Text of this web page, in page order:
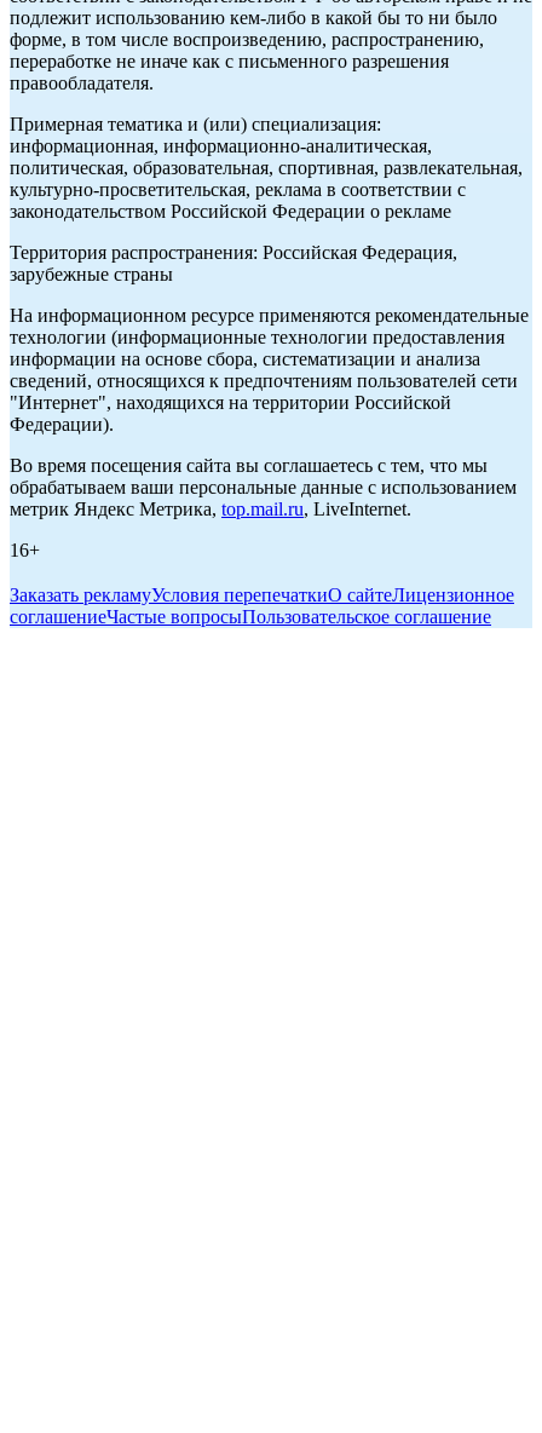
подлежит использованию кем-либо в какой бы то ни было
форме, в том числе воспроизведению, распространению,
переработке не иначе как с письменного разрешения
правообладателя.
Примерная тематика и (или) специализация:
информационная, информационно-аналитическая,
политическая, образовательная, спортивная, развлекательная,
культурно-просветительская, реклама в соответствии с
законодательством Российской Федерации о рекламе
Территория распространения: Российская Федерация,
зарубежные страны
На информационном ресурсе применяются рекомендательные
технологии (информационные технологии предоставления
информации на основе сбора, систематизации и анализа
сведений, относящихся к предпочтениям пользователей сети
"Интернет", находящихся на территории Российской
Федерации).
Во время посещения сайта вы соглашаетесь с тем, что мы
обрабатываем ваши персональные данные с использованием
метрик Яндекс Метрика, top.mail.ru, LiveInternet.
16+
Заказать рекламуУсловия перепечаткиО сайтеЛицензионное
соглашениеЧастые вопросыПользовательское соглашение